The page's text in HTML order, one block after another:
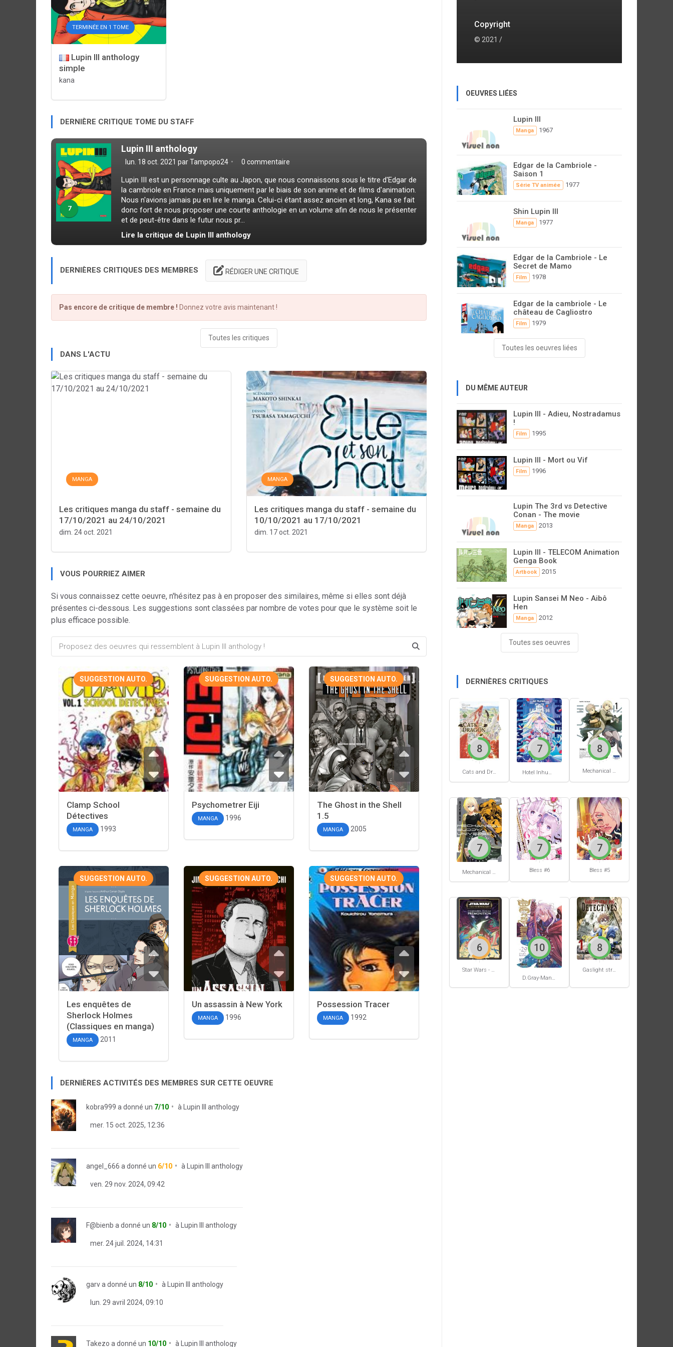
TERMINÉE EN 1 TOME
Lupin III anthology
simple
kana
DERNIÈRE CRITIQUE TOME DU STAFF
7
Lupin III anthology
lun. 18 oct. 2021 parTampopo24 0 commentaire
Lupin III est un personnage culte au Japon, que nous connaissons sous le titre d'Edgar de
la cambriole en France mais uniquement par le biais de son anime et de films d'animation.
Nous n'avions jamais pu en lire le manga. Celui-ci étant assez ancien et long, Kana se fait
donc fort de nous proposer une courte anthologie en un volume afin de nous le présenter
et de peut-être dans le futur nous pr...
Lire la critique de Lupin III anthology
DERNIÈRES CRITIQUES DES MEMBRES RÉDIGER UNE CRITIQUE
Pas encore de critique de membre ! Donnez votre avis maintenant !
Toutes les critiques
DANS L'ACTU
MANGA
Les critiques manga du staff - semaine du
17/10/2021 au 24/10/2021
dim. 24 oct. 2021
MANGA
Les critiques manga du staff - semaine du
10/10/2021 au 17/10/2021
dim. 17 oct. 2021
VOUS POURRIEZ AIMER
Si vous connaissez cette oeuvre, n'hésitez pas à en proposer des similaires, même si elles sont déjà
présentes ci-dessous. Les suggestions sont classées par nombre de votes pour que le système soit le
plus efficace possible.
SUGGESTION AUTO.
Clamp School
Détectives
MANGA 1993
SUGGESTION AUTO.
Psychometrer Eiji
MANGA 1996
SUGGESTION AUTO.
The Ghost in the Shell
1.5
MANGA 2005
SUGGESTION AUTO.
Les enquêtes de
Sherlock Holmes
(Classiques en manga)
MANGA 2011
SUGGESTION AUTO.
Un assassin à New York
MANGA 1996
SUGGESTION AUTO.
Possession Tracer
MANGA 1992
DERNIÈRES ACTIVITÉS DES MEMBRES SUR CETTE OEUVRE
kobra999 a donné un 7/10 à Lupin III anthology
mer. 15 oct. 2025, 12:36
angel_666 a donné un 6/10 à Lupin III anthology
ven. 29 nov. 2024, 09:42
F@bienb a donné un 8/10 à Lupin III anthology
mer. 24 juil. 2024, 14:31
garva donné un 8/10 à Lupin III anthology
lun. 29 avril 2024, 09:10
Takezo a donné un 10/10 à Lupin III anthology
Copyright
© 2021 /
OEUVRES LIÉES
Lupin III
Manga 1967
Edgar de la Cambriole -
Saison 1
Série TV animée 1977
Shin Lupin III
Manga 1977
Edgar de la Cambriole - Le
Secret de Mamo
Film 1978
Edgar de la cambriole - Le
château de Cagliostro
Film 1979
Toutes les oeuvres liées
DU MÊME AUTEUR
Lupin III - Adieu, Nostradamus
!
Film 1995
Lupin III - Mort ou Vif
Film 1996
Lupin The 3rd vs Detective
Conan - The movie
Manga 2013
Lupin III - TELECOM Animation
Genga Book
Artbook 2015
Lupin Sansei M Neo - Aibô
Hen
Manga 2012
Toutes ses oeuvres
DERNIÈRES CRITIQUES
Cats and Dragon #3
8
Hotel Inhumans #1
7
Mechanical Buddy Universe #1
8
Mechanical Buddy Universe #0
7
Bless #6
7
Bless #5
7
6
D.Gray-Man #29
10 8